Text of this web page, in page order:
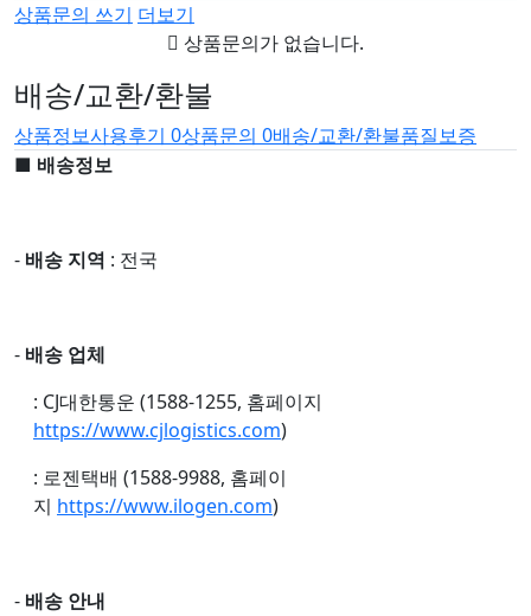
상품문의 쓰기 더보기
상품문의가 없습니다.
배송/교환/환불
상품정보사용후기 0상품문의 0배송/교환/환불품질보증
■ 배송정보
- 배송 지역 : 전국
- 배송 업체
: CJ대한통운 (1588-1255, 홈페이지
https://www.cjlogistics.com)
: 로젠택배 (1588-9988, 홈페이
지 https://www.ilogen.com)
- 배송 안내